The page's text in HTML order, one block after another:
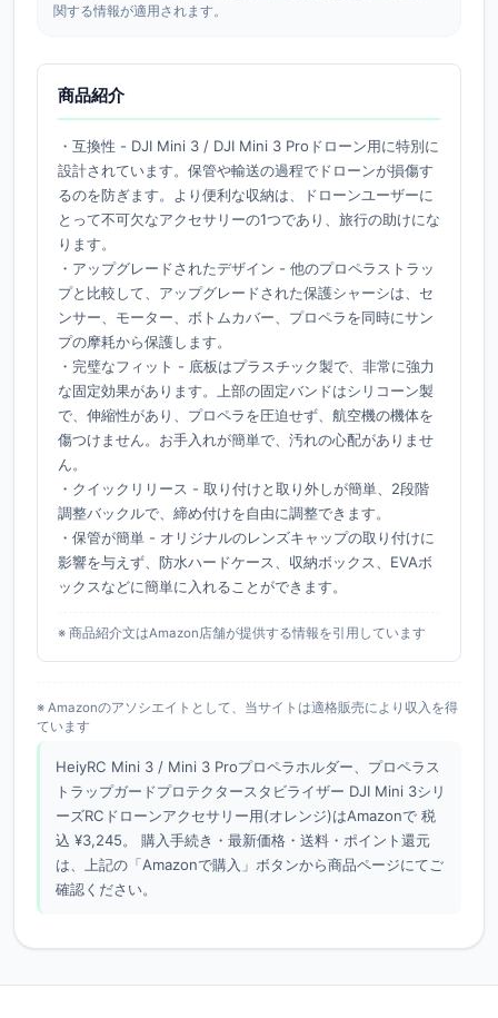
関する情報が適用されます。
商品紹介
・互換性 - DJI Mini 3 / DJI Mini 3 Proドローン用に特別に
設計されています。保管や輸送の過程でドローンが損傷す
るのを防ぎます。より便利な収納は、ドローンユーザーに
とって不可欠なアクセサリーの1つであり、旅行の助けにな
ります。
・アップグレードされたデザイン - 他のプロペラストラッ
プと比較して、アップグレードされた保護シャーシは、セ
ンサー、モーター、ボトムカバー、プロペラを同時にサン
プの摩耗から保護します。
・完璧なフィット - 底板はプラスチック製で、非常に強力
な固定効果があります。上部の固定バンドはシリコーン製
で、伸縮性があり、プロペラを圧迫せず、航空機の機体を
傷つけません。お手入れが簡単で、汚れの心配がありませ
ん。
・クイックリリース - 取り付けと取り外しが簡単、2段階
調整バックルで、締め付けを自由に調整できます。
・保管が簡単 - オリジナルのレンズキャップの取り付けに
影響を与えず、防水ハードケース、収納ボックス、EVAボ
ックスなどに簡単に入れることができます。
※ 商品紹介文はAmazon店舗が提供する情報を引用しています
※ Amazonのアソシエイトとして、当サイトは適格販売により収入を得
ています
HeiyRC Mini 3 / Mini 3 Proプロペラホルダー、プロペラス
トラップガードプロテクタースタビライザー DJI Mini 3シリ
ーズRCドローンアクセサリー用(オレンジ)はAmazonで 税
込 ¥3,245。 購入手続き・最新価格・送料・ポイント還元
は、上記の「Amazonで購入」ボタンから商品ページにてご
確認ください。